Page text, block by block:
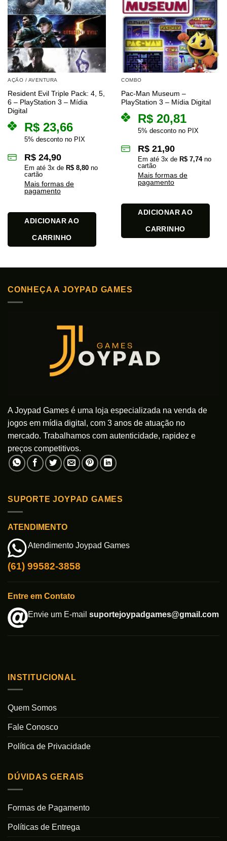
AÇÃO / AVENTURA
Resident Evil Triple Pack: 4, 5,
6 – PlayStation 3 – Mídia
Digital
R$ 23,66
5% desconto no PIX
R$ 24,90
Em até 3x de R$ 8,80 no
cartão
Mais formas de
pagamento
ADICIONAR AO
CARRINHO
COMBO
Pac-Man Museum –
PlayStation 3 – Mídia Digital
R$ 20,81
5% desconto no PIX
R$ 21,90
Em até 3x de R$ 7,74no
cartão
Mais formas de
pagamento
ADICIONAR AO
CARRINHO
CONHEÇA A JOYPAD GAMES
A Joypad Games é uma loja especializada na venda de
jogos em mídia digital, com 3 anos de atuação no
mercado. Trabalhamos com autenticidade, rapidez e
preços competitivos.
SUPORTE JOYPAD GAMES
ATENDIMENTO
Atendimento Joypad Games
(61) 99582-3858
Entre em Contato
Envie um E-mail suportejoypadgames@gmail.com
INSTITUCIONAL
Quem Somos
Fale Conosco
Política de Privacidade
DÚVIDAS GERAIS
Formas de Pagamento
Políticas de Entrega